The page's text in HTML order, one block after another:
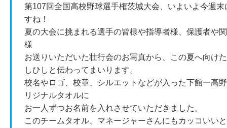
第107回全国高校野球選手権茨城大会、いよいよ今週末
すね！
夏の大会に挑まれる選手の皆様や指導者様、保護者や
様
お送りいただいた壮行会のお写真から、この夏へ向け
しひしと伝わってまいります。
校名やロゴ、校章、シルエットなどが入った下館一高
リジナルタオルに
お一人ずつお名前を入れさせていただきました。
このチームタオル、マネージャーさんにもカッコいい